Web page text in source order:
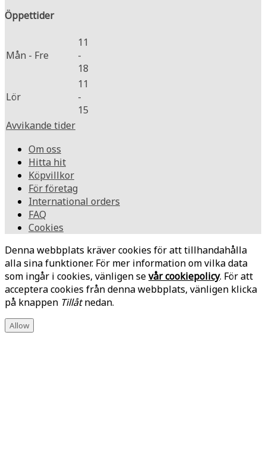
Öppettider
Mån - Fre
11
-
18
Lör
11
-
15
Avvikande tider
Om oss
Hitta hit
Köpvillkor
För företag
International orders
FAQ
Cookies
Denna webbplats kräver cookies för att tillhandahålla
alla sina funktioner. För mer information om vilka data
som ingår i cookies, vänligen sevår cookiepolicy. För att
acceptera cookies från denna webbplats, vänligen klicka
på knappen Tillåtnedan.
Allow